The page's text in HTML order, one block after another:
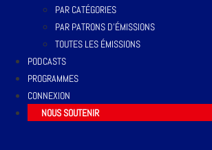
PAR CATÉGORIES
PAR PATRONS D’ÉMISSIONS
TOUTES LES ÉMISSIONS
PODCASTS
PROGRAMMES
CONNEXION
NOUS SOUTENIR